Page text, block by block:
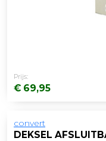
Prijs:
€ 69,95
convert
DEKSEL